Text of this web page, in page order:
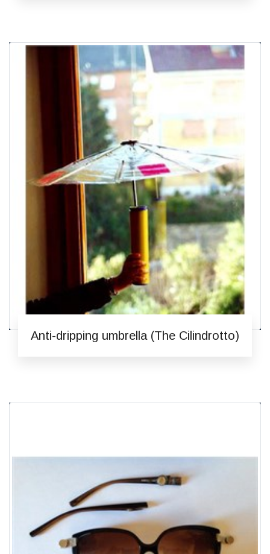
Anti-dripping umbrella (The Cilindrotto)